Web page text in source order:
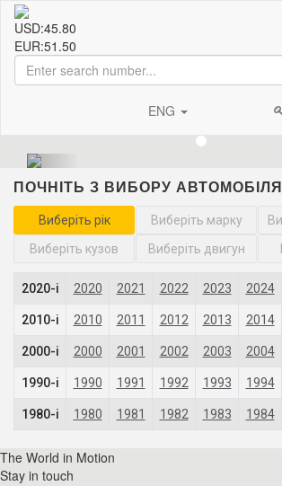
USD:45.80
EUR:51.50
ENG
ПОЧНІТЬ З ВИБОРУ АВТОМОБІЛЯ
The World in Motion
Stay in touch